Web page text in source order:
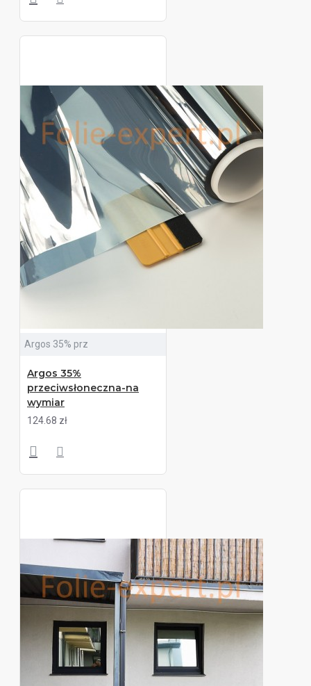
Argos 35% prz
Argos 35%
przeciwsłoneczna-na
wymiar
124.68 zł